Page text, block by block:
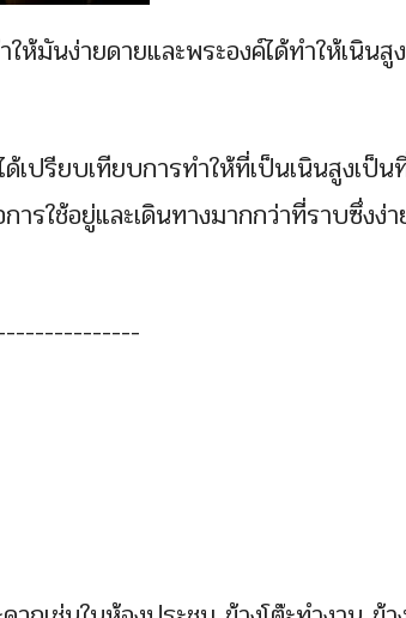
ห้มันง่ายดายและพระองค์ได้ทำให้เนินสู
เปรียบเทียบการทำให้ที่เป็นเนินสูงเป็น
รใช้อยู่และเดินทางมากกว่าที่ราบซึ่งง่า